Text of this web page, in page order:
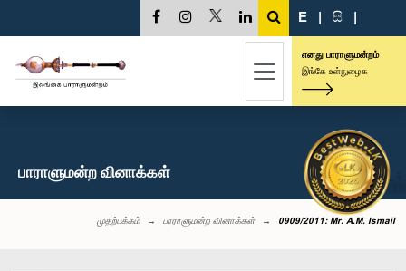
E | සි |
எனது பாராளுமன்றம்
இங்கே உள்நுழைக
பாராளுமன்ற வினாக்கள்
முதற்பக்கம் பாராளுமன்ற வினாக்கள் 0909/2011: Mr. A.M. Ismail